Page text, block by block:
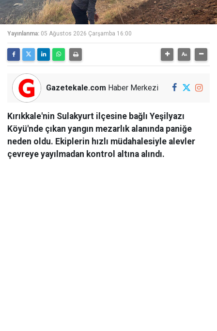
Yayınlanma: 05 Ağustos 2026 Çarşamba 16:00
Gazetekale.com Haber Merkezi
Kırıkkale'nin Sulakyurt ilçesine bağlı Yeşilyazı
Köyü'nde çıkan yangın mezarlık alanında paniğe
neden oldu. Ekiplerin hızlı müdahalesiyle alevler
çevreye yayılmadan kontrol altına alındı.